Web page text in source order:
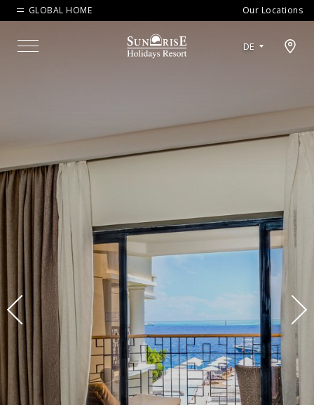
GLOBAL HOME Our Locations
Menu
DE
Open map modal